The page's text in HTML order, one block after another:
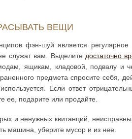
ВЕЩИ
фэн-шуй является
служат вам. Выделите достаточно
ящикам, кладовой, подвалу и
предмета спросите себя,
Если ответ
ее, подарите или продайте.
и ненужных квитанций,
машина, уберите мусор и из нее.